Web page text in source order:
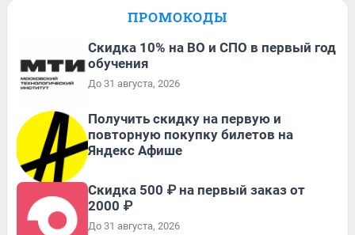
ПРОМОКОДЫ
Скидка 10% на ВО и СПО в первый год
обучения
До 31 августа, 2026
Получить скидку на первую и
повторную покупку билетов на
Яндекс Афише
Скидка 500 ₽ на первый заказ от
2000 ₽
До 31 августа, 2026